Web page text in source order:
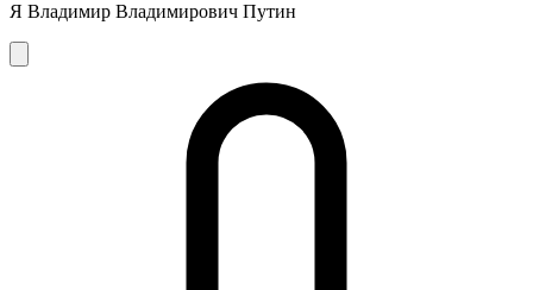
Я Владимир Владимирович Путин